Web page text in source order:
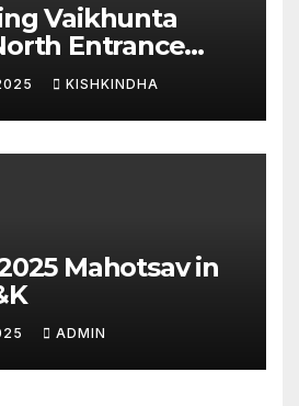
Vaikhunta
Entrance
Hanumad
Kishkindha
KISHKINDHA
Mahotsav in
ADMIN